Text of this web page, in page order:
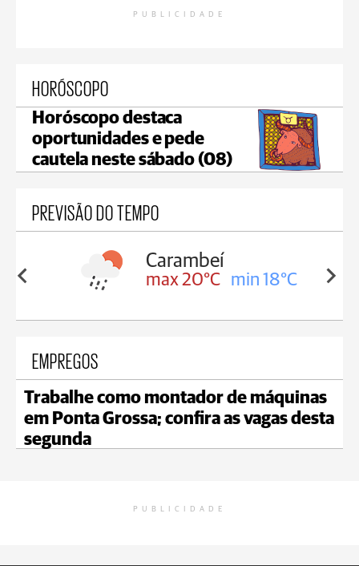
PUBLICIDADE
HORÓSCOPO
Horóscopo destaca
oportunidades e pede
cautela neste sábado (08)
PREVISÃO DO TEMPO
18°C
Jaguariaíva
max 20°C min 18°C
EMPREGOS
Trabalhe como montador de máquinas
em Ponta Grossa; confira as vagas desta
segunda
PUBLICIDADE